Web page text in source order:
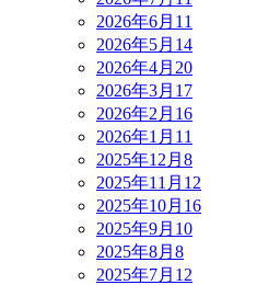
2026年6月 11
2026年5月 14
2026年4月 20
2026年3月 17
2026年2月 16
2026年1月 11
2025年12月 8
2025年11月 12
2025年10月 16
2025年9月 10
2025年8月 8
2025年7月 12